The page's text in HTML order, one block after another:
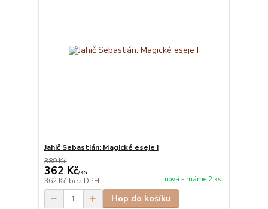
Jahič Sebastián: Magické eseje I
389 Kč
362 Kč/ks
362 Kč bez DPH nová - máme 2 ks
Hop do košíku